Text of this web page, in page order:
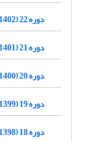
دوره 22 (1402)
دوره 21 (1401)
دوره 20 (1400)
دوره 19 (1399)
دوره 18 (1398)